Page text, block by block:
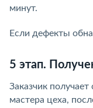
минут.
Если дефекты
5 этап.
Заказчик
мастера цеха,